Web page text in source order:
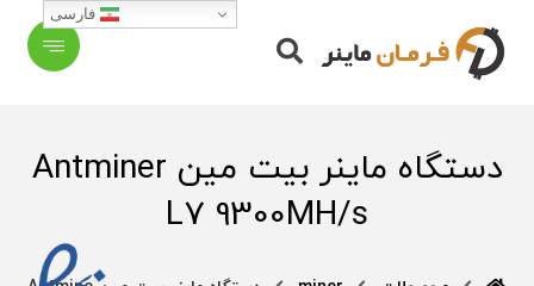
دستگاه ماینر بیت مین Antminer
L7 9300MH/s
فارسی